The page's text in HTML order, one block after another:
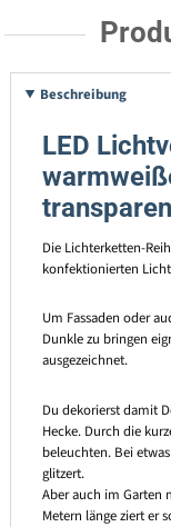
Beschreibung
LED
Die Lichterketten-
konfektionierten
Um Fassaden oder
Dunkle zu bringen
ausgezeichnet.
Du dekorierst damit
Hecke. Durch die
beleuchten. Bei
glitzert.
Aber auch im Garten
Metern länge ziert er